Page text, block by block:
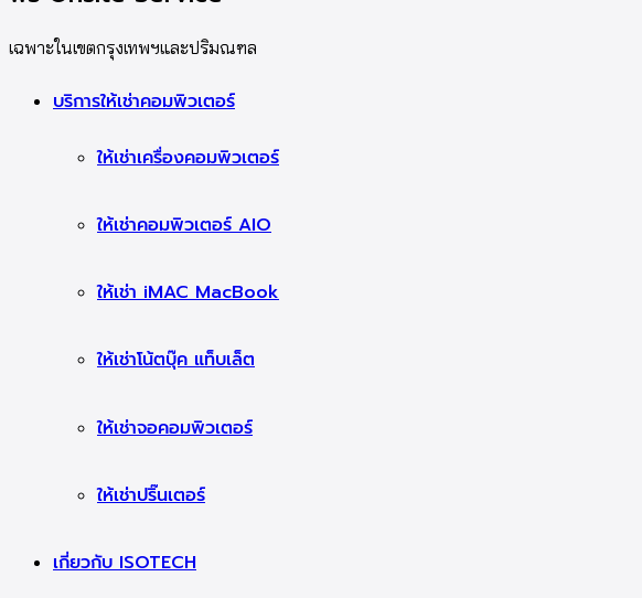
เฉพาะในเขตกรุงเทพฯและปริมณฑล
บริการให้เช่าคอมพิวเตอร์
ให้เช่าเครื่องคอมพิวเตอร์
ให้เช่าคอมพิวเตอร์ AIO
ให้เช่า iMAC MacBook
ให้เช่าโน้ตบุ๊ค แท็บเล็ต
ให้เช่าจอคอมพิวเตอร์
ให้เช่าปริ๊นเตอร์
เกี่ยวกับ ISOTECH